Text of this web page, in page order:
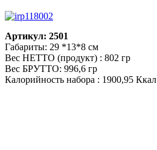
Артикул: 2501
Габариты: 29 *13*8 см
Вес НЕТТО (продукт) : 802 гр
Вес БРУТТО: 996,6 гр
Калорийность набора : 1900,95 Ккал